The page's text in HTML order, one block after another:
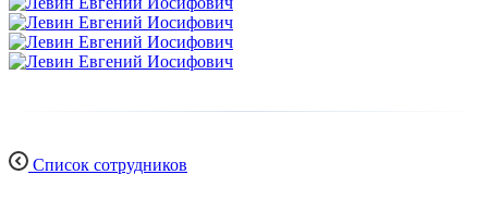
Список сотрудников